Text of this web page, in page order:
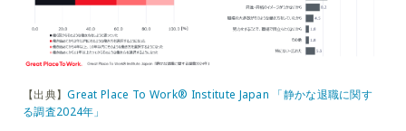
【出典】Great Place To Work® Institute Japan 「静かな退職に関す
る調査2024年」